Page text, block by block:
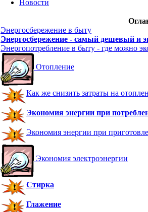
Новости
Энергосбережение в быту
Энергосбережение - самый дешевый и
Энергопотребление в быту - где можно
Отопление
Как же снизить затраты на
Экономия энергии при
Экономия энергии при
Экономия электроэнергии
Стирка
Глажение